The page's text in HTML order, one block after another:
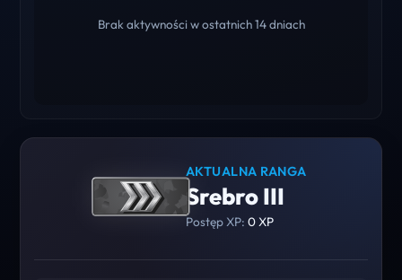
Brak aktywności w ostatnich 14 dniach
AKTUALNA RANGA
Srebro III
Postęp XP: 0 XP